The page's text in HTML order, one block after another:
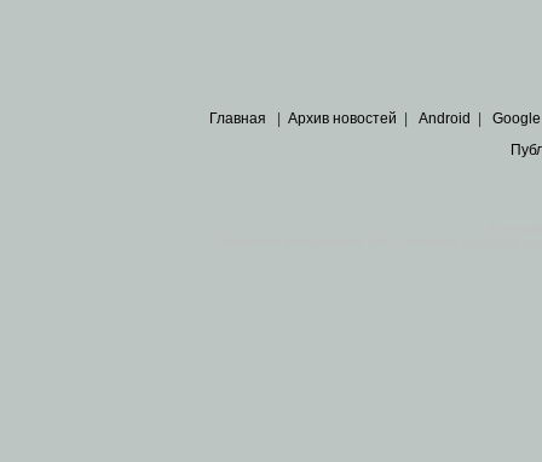
Главная Архив новостей Android Google